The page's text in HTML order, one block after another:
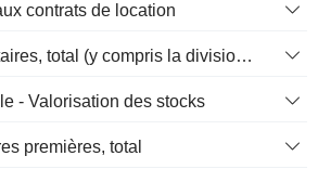
contrats de location
Intérêts minoritaires, total (y compris la division financière)
- Valorisation des stocks
premières, total